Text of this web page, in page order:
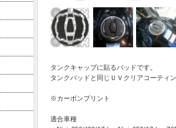
タンクキャップに貼るパッドです。
タンクパッドと同じＵＶクリアコーティ
※カーボンプリント
適合車種